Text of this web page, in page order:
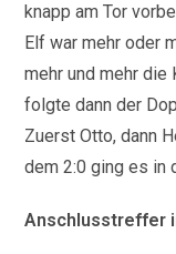
knapp am Tor
Elf war mehr oder
mehr und mehr die
folgte dann der
Zuerst Otto, dann
dem 2:0 ging es in
Anschlusstreffer